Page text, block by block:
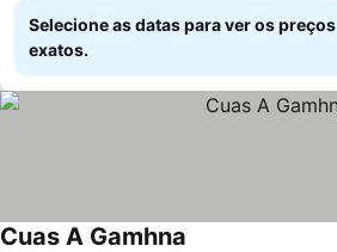
Selecione as datas para ver os preços
exatos.
Cuas A Gamhna